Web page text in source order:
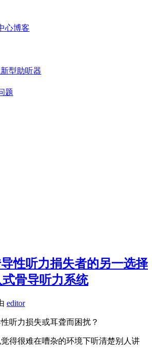
心博客
型助听器
题
性听力捐失者的另一选择
骨导听力系统
editor
听力损失或耳聋而困扰？
得很难在嘈杂的环境下听清楚别人讲